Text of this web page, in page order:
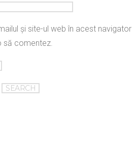
și site-ul web în acest navigator
să comentez.